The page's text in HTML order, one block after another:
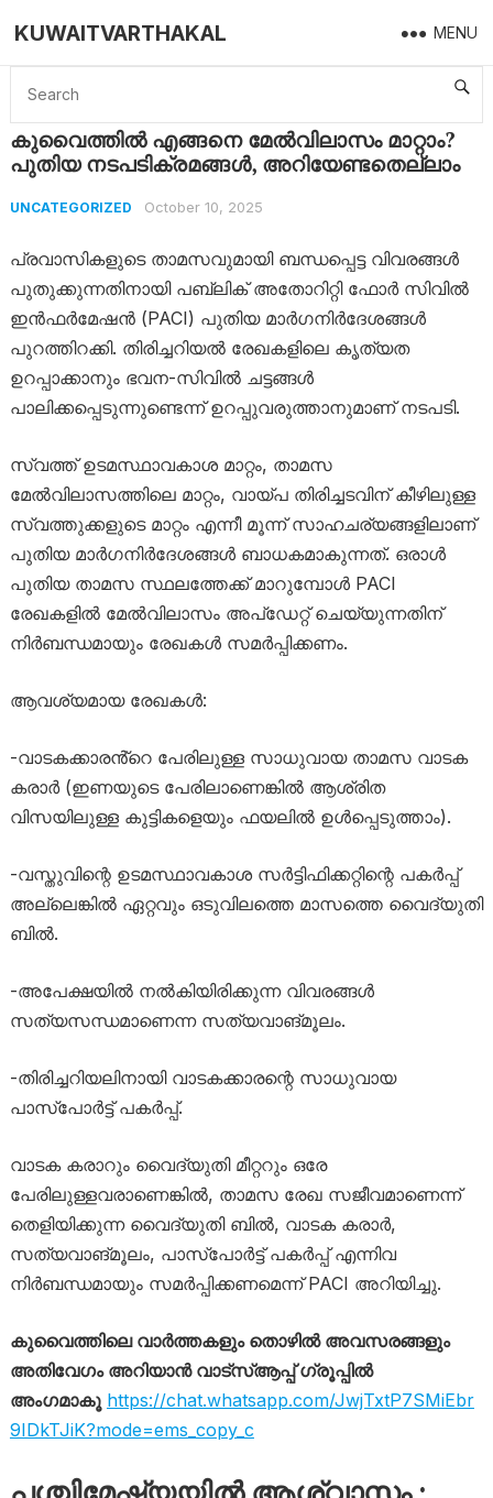
KUWAITVARTHAKAL MENU
Home Uncategorized കുവൈത്തില്‍ എങ്ങനെ മേല്‍വിലാസം മാറ്റാം? പുതിയ നടപടിക്രമങ്ങള്‍, അറിയേണ്ടതെല്ലാം
കുവൈത്തില്‍ എങ്ങനെ മേല്‍വിലാസം മാറ്റാം?
പുതിയ നടപടിക്രമങ്ങള്‍, അറിയേണ്ടതെല്ലാം
UNCATEGORIZED October 10, 2025
പ്രവാസികളുടെ താമസവുമായി ബന്ധപ്പെട്ട വിവരങ്ങൾ
പുതുക്കുന്നതിനായി പബ്ലിക് അതോറിറ്റി ഫോർ സിവിൽ
ഇൻഫർമേഷൻ (PACI) പുതിയ മാർഗനിർദേശങ്ങൾ
പുറത്തിറക്കി. തിരിച്ചറിയൽ രേഖകളിലെ കൃത്യത
ഉറപ്പാക്കാനും ഭവന-സിവിൽ ചട്ടങ്ങൾ
പാലിക്കപ്പെടുന്നുണ്ടെന്ന് ഉറപ്പുവരുത്താനുമാണ് നടപടി.
സ്വത്ത് ഉടമസ്ഥാവകാശ മാറ്റം, താമസ
മേൽവിലാസത്തിലെ മാറ്റം, വായ്പ തിരിച്ചടവിന് കീഴിലുള്ള
സ്വത്തുക്കളുടെ മാറ്റം എന്നീ മൂന്ന് സാഹചര്യങ്ങളിലാണ്
പുതിയ മാർഗനിർദേശങ്ങൾ ബാധകമാകുന്നത്. ഒരാൾ
പുതിയ താമസ സ്ഥലത്തേക്ക് മാറുമ്പോൾ PACI
രേഖകളിൽ മേൽവിലാസം അപ്ഡേറ്റ് ചെയ്യുന്നതിന്
നിർബന്ധമായും രേഖകൾ സമർപ്പിക്കണം.
ആവശ്യമായ രേഖകൾ:
-വാടകക്കാരൻ്റെ പേരിലുള്ള സാധുവായ താമസ വാടക
കരാർ (ഇണയുടെ പേരിലാണെങ്കിൽ ആശ്രിത
വിസയിലുള്ള കുട്ടികളെയും ഫയലിൽ ഉൾപ്പെടുത്താം).
-വസ്തുവിന്റെ ഉടമസ്ഥാവകാശ സർട്ടിഫിക്കറ്റിന്റെ പകർപ്പ്
അല്ലെങ്കിൽ ഏറ്റവും ഒടുവിലത്തെ മാസത്തെ വൈദ്യുതി
ബിൽ.
-അപേക്ഷയിൽ നൽകിയിരിക്കുന്ന വിവരങ്ങൾ
സത്യസന്ധമാണെന്ന സത്യവാങ്മൂലം.
-തിരിച്ചറിയലിനായി വാടകക്കാരന്റെ സാധുവായ
പാസ്‌പോർട്ട് പകർപ്പ്.
വാടക കരാറും വൈദ്യുതി മീറ്ററും ഒരേ
പേരിലുള്ളവരാണെങ്കിൽ, താമസ രേഖ സജീവമാണെന്ന്
തെളിയിക്കുന്ന വൈദ്യുതി ബിൽ, വാടക കരാർ,
സത്യവാങ്മൂലം, പാസ്‌പോർട്ട് പകർപ്പ് എന്നിവ
നിർബന്ധമായും സമർപ്പിക്കണമെന്ന് PACI അറിയിച്ചു.
കുവൈത്തിലെ വാർത്തകളും തൊഴിൽ അവസരങ്ങളും
അതിവേഗം അറിയാൻ വാട്സ്ആപ്പ് ഗ്രൂപ്പിൽ
അംഗമാകൂ https://chat.whatsapp.com/JwjTxtP7SMiEbr
9IDkTJiK?mode=ems_copy_c